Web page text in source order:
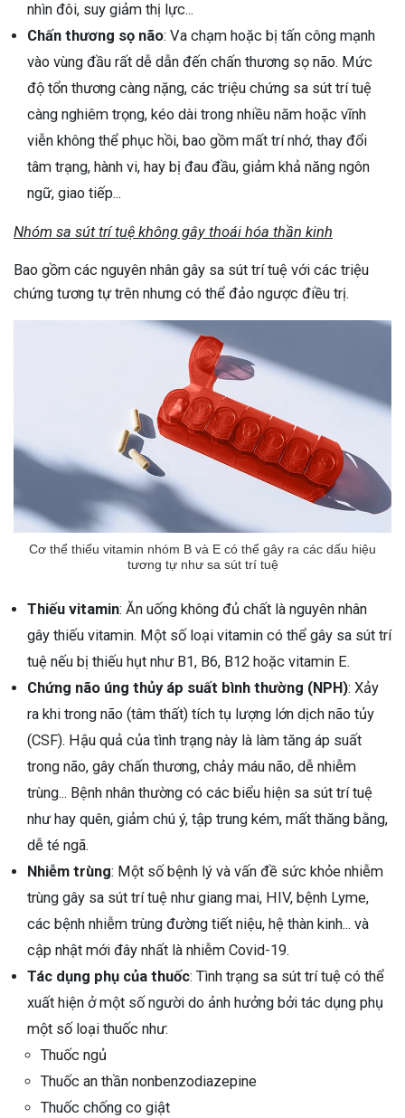
nhìn đôi, suy giảm thị lực...
Chấn thương sọ não: Va chạm hoặc bị tấn công mạnh
vào vùng đầu rất dễ dẫn đến chấn thương sọ não. Mức
độ tổn thương càng nặng, các triệu chứng sa sút trí tuệ
càng nghiêm trọng, kéo dài trong nhiều năm hoặc vĩnh
viễn không thể phục hồi, bao gồm mất trí nhớ, thay đổi
tâm trạng, hành vi, hay bị đau đầu, giảm khả năng ngôn
ngữ, giao tiếp...
Nhóm sa sút trí tuệ không gây thoái hóa thần kinh
Bao gồm các nguyên nhân gây sa sút trí tuệ với các triệu
chứng tương tự trên nhưng có thể đảo ngược điều trị.
Cơ thể thiếu vitamin nhóm B và E có thể gây ra các dấu hiệu
tương tự như sa sút trí tuệ
Thiếu vitamin: Ăn uống không đủ chất là nguyên nhân
gây thiếu vitamin. Một số loại vitamin có thể gây sa sút trí
tuệ nếu bị thiếu hụt như B1, B6, B12 hoặc vitamin E.
Chứng não úng thủy áp suất bình thường (NPH): Xảy
ra khi trong não (tâm thất) tích tụ lượng lớn dịch não tủy
(CSF). Hậu quả của tình trạng này là làm tăng áp suất
trong não, gây chấn thương, chảy máu não, dễ nhiễm
trùng... Bệnh nhân thường có các biểu hiện sa sút trí tuệ
như hay quên, giảm chú ý, tập trung kém, mất thăng bằng,
dễ té ngã.
Nhiễm trùng: Một số bệnh lý và vấn đề sức khỏe nhiễm
trùng gây sa sút trí tuệ như giang mai, HIV, bệnh Lyme,
các bệnh nhiễm trùng đường tiết niệu, hệ thàn kinh... và
cập nhật mới đây nhất là nhiễm Covid-19.
Tác dụng phụ của thuốc: Tình trạng sa sút trí tuệ có thể
xuất hiện ở một số người do ảnh hưởng bởi tác dụng phụ
một số loại thuốc như:
Thuốc ngủ
Thuốc an thần nonbenzodiazepine
Thuốc chống co giật